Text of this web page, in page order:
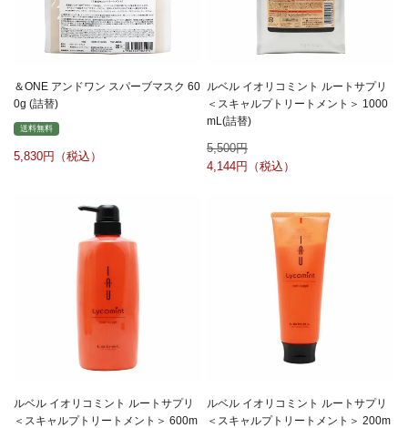
＆ONE アンドワン スパーブマスク 60
0g (詰替)
送料無料
5,830
ルベル イオリコミント ルートサプリ
＜スキャルプトリートメント＞ 1000
mL(詰替)
5,500
4,144
ルベル イオリコミント ルートサプリ
＜スキャルプトリートメント＞ 600m
ルベル イオリコミント ルートサプリ
＜スキャルプトリートメント＞ 200m